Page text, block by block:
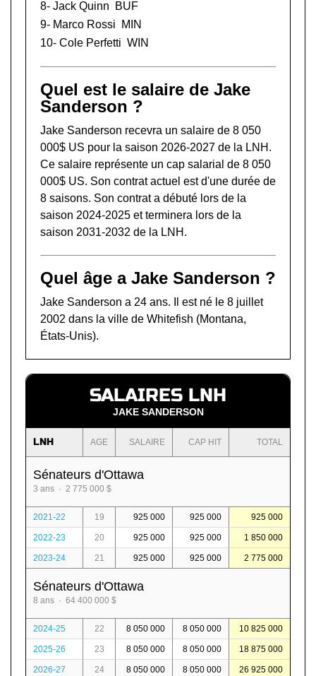
8- Jack Quinn
BUF
9- Marco Rossi
MIN
10- Cole Perfetti WIN
Quel est le salaire de Jake
Sanderson ?
Jake Sanderson recevra un salaire de 8 050
000$ US pour la saison 2026-2027 de la LNH.
Ce salaire représente un cap salarial de 8 050
000$ US. Son contrat actuel est d'une durée de
8 saisons. Son contrat a débuté lors de la
saison 2024-2025 et terminera lors de la
saison 2031-2032 de la LNH.
Quel âge a Jake Sanderson ?
Jake Sanderson a 24 ans. Il est né le 8 juillet
2002 dans la ville de Whitefish (Montana,
États-Unis).
SALAIRES LNH
JAKE SANDERSON
LNH AGE SALAIRE CAP HIT TOTAL
Sénateurs d'Ottawa
3 ans · 2 775 000 $
2021-22 19 925 000 925 000 925 000
2022-23 20 925 000 925 000 1 850 000
2023-24 21 925 000 925 000 2 775 000
Sénateurs d'Ottawa
8 ans · 64 400 000 $
2024-25 22 8 050 000 8 050 000 10 825 000
2025-26 23 8 050 000 8 050 000 18 875 000
2026-27 24 8 050 000 8 050 000 26 925 000